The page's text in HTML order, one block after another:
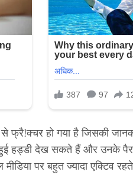
हो गया है जिसकी
हुई हड्डी देख सकते हैं और उनके
पर बहुत ज्यादा एक्टिव